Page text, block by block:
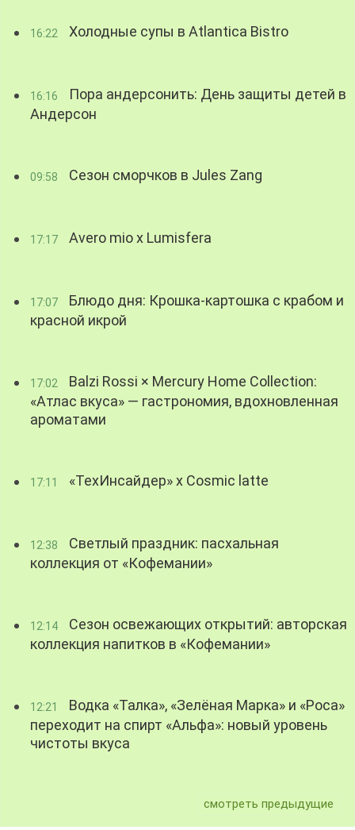
16:22 Холодные супы в Atlantica Bistro
16:16
Пора андерсонить: День защиты детей в
Андерсон
09:58 Сезон сморчков в Jules Zang
17:17 Avero mio x Lumisfera
17:07
Блюдо дня: Крошка-картошка с крабом и
красной икрой
17:02
Balzi Rossi × Mercury Home Collection:
«Атлас вкуса» — гастрономия, вдохновленная
ароматами
17:11 «ТехИнсайдер» х Cosmic latte
12:38
Светлый праздник: пасхальная
коллекция от «Кофемании»
12:14
Сезон освежающих открытий: авторская
коллекция напитков в «Кофемании»
12:21
Водка «Талка», «Зелёная Марка» и «Роса»
переходит на спирт «Альфа»: новый уровень
чистоты вкуса
смотреть предыдущие